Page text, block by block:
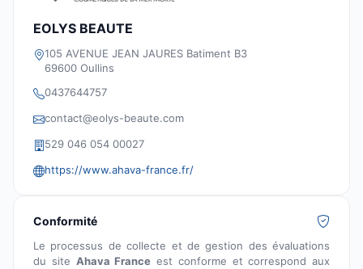
EOLYS BEAUTE
105 AVENUE JEAN JAURES Batiment B3
69600 Oullins
0437644757
contact@eolys-beaute.com
529 046 054 00027
https://www.ahava-france.fr/
Conformité
Le processus de collecte et de gestion des évaluations
du site Ahava France est conforme et correspond aux